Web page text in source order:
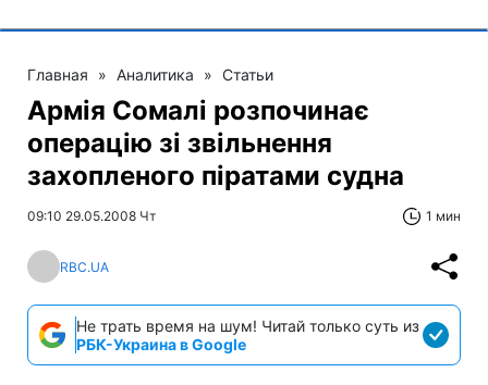
Главная » Аналитика » Статьи
Армія Сомалі розпочинає
операцію зі звільнення
захопленого піратами судна
09:10 29.05.2008 Чт 1 мин
RBC.UA
Не трать время на шум! Читай только суть из
РБК-Украина в Google